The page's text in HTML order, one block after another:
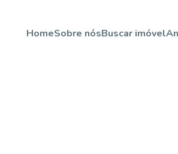
HomeSobre nósBuscar imóvel